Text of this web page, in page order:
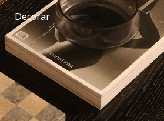
Decorar